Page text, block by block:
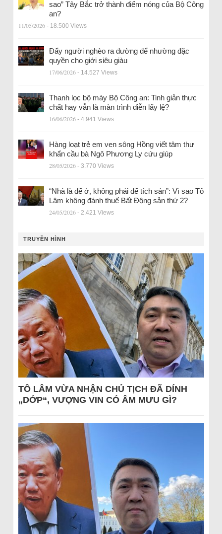
sao” Tây Bắc trở thành điểm nóng của Bộ Công
an?
11/05/2026 - 18.500 Views
Đẩy người nghèo ra đường để nhường đặc
quyền cho giới siêu giàu
17/06/2026 - 14.527 Views
Thanh lọc bộ máy Bộ Công an: Tinh giản thực
chất hay vẫn là màn trình diễn lấy lệ?
16/06/2026 - 4.941 Views
Hàng loạt trẻ em ven sông Hồng viết tâm thư
khẩn cầu bà Ngô Phương Ly cứu giúp
28/05/2026 - 3.770 Views
“Nhà là để ở, không phải để tích sản”: Vì sao Tô
Lâm không đánh thuế Bất Động sản thứ 2?
24/05/2026 - 2.421 Views
TRUYỀN HÌNH
TÔ LÂM VỪA NHẬN CHỦ TỊCH ĐÃ DÍNH
„DỚP“, VƯỢNG VIN CÓ ÂM MƯU GÌ?